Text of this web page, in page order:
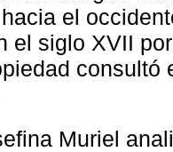
el
el siglo XVII
consultó
Muriel